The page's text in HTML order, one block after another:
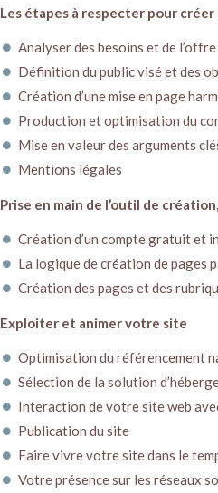
Les étapes à respecter pour
Analyser des besoins et de
Définition du public visé et des
Création d’une mise en page
Production et optimisation du
Mise en valeur des arguments
Mentions légales
Prise en main de l’outil de
Création d’un compte gratuit et
La logique de création de pages
Création des pages et des
Exploiter et animer votre site
Optimisation du référencement
Sélection de la solution
Interaction de votre site web
Publication du site
Faire vivre votre site dans le
Votre présence sur les réseaux